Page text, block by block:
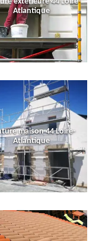
Atlantique
maison 44 Loire-
Atlantique